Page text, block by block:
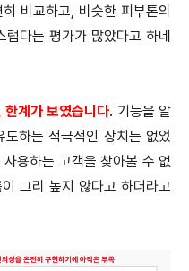
비교하고, 비슷한 피부톤의
다는 평가가 많았다고 하네
계가 보였습니다. 기능을 알
하는 적극적인 장치는 없었
용하는 고객을 찾아볼 수 없
그리 높지 않다고 하더라고